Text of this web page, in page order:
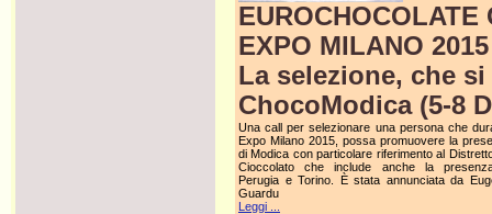
EUROCHOCOLATE
EXPO MILANO 2015
La selezione, che
ChocoModica (5-8
Una call per selezionare una persona che
Expo Milano 2015, possa promuovere la
di Modica con particolare riferimento al
Cioccolato che include anche la
Perugia e Torino. È stata annunciata da
Guardu
Leggi ...